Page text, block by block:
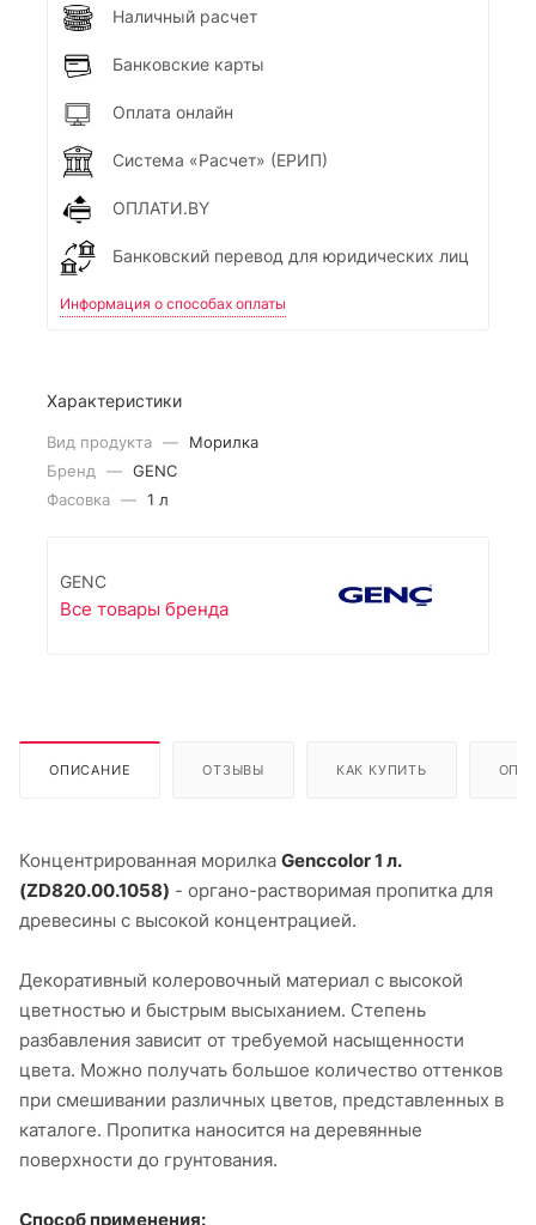
Наличный расчет
Банковские карты
Оплата онлайн
Система «Расчет» (ЕРИП)
ОПЛАТИ.BY
Банковский перевод для юридических лиц
Информация о способах оплаты
Характеристики
Вид продукта —
Морилка
Бренд — GENC
Фасовка — 1 л
GENC
Все товары бренда
ОПИСАНИЕ ОТЗЫВЫ КАК КУПИТЬ
Концентрированная морилка Genccolor 1 л.
(ZD820.00.1058) - органо-растворимая пропитка для
древесины с высокой концентрацией.
Декоративный колеровочный материал с высокой
цветностью и быстрым высыханием. Степень
разбавления зависит от требуемой насыщенности
цвета. Можно получать большое количество оттенков
при смешивании различных цветов, представленных в
каталоге. Пропитка наносится на деревянные
поверхности до грунтования.
Способ применения: